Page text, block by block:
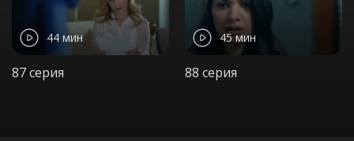
44 мин
87 серия
45 мин
88 серия